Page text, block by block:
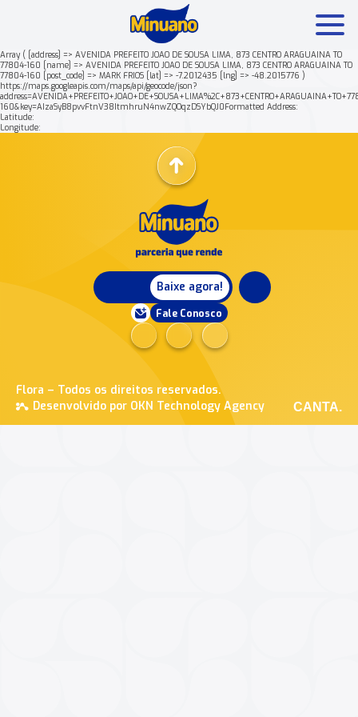
Array ( [address] => AVENIDA PREFEITO JOAO DE SOUSA LIMA, 873 CENTRO ARAGUAINA TO
77804-160 [name] => AVENIDA PREFEITO JOAO DE SOUSA LIMA, 873 CENTRO ARAGUAINA TO
77804-160 [post_code] => MARK FRIOS [lat] => -7.2012435 [lng] => -48.2015776 )
https://maps.googleapis.com/maps/api/geocode/json?
160&key=AIzaSyB8pvvFtnV38ItmhruN4nwZQOqzDSYbQJ0Formatted Address:
Latitude:
Longitude:
Baixe agora!
Fale Conosco
Flora – Todos os direitos reservados.
Desenvolvido por OKN Technology Agency
CANTA.
Mais buscados: Produtos Minuano Rende +
Nossa história